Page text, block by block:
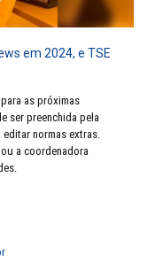
em 2024, e TSE
as próximas
ser preenchida pela
normas extras.
a coordenadora